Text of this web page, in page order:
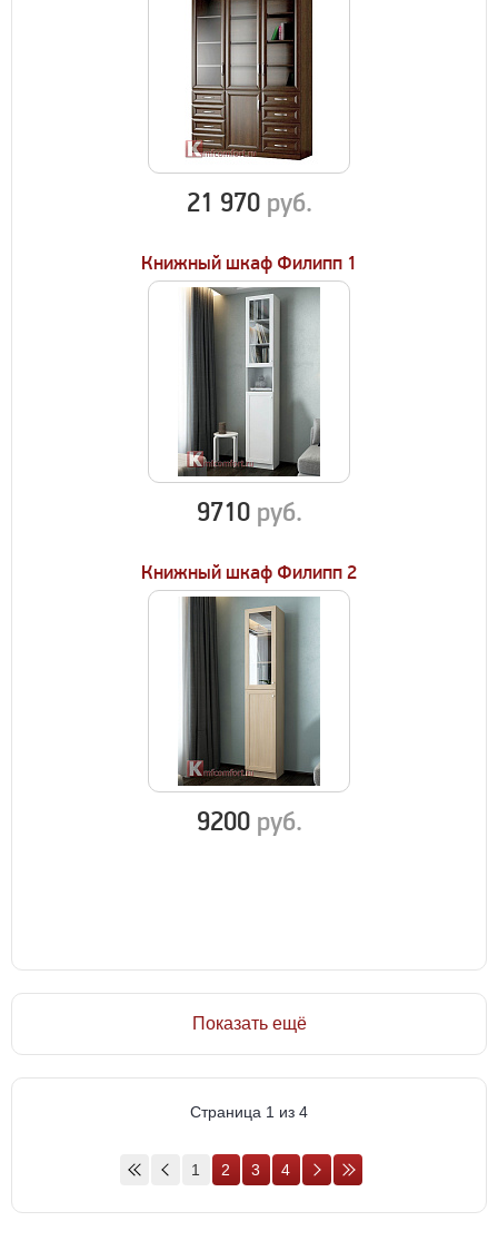
21 970 руб.
Книжный шкаф Филипп 1
9710 руб.
Книжный шкаф Филипп 2
9200 руб.
Показать ещё
Страница 1 из 4
1 2 3 4